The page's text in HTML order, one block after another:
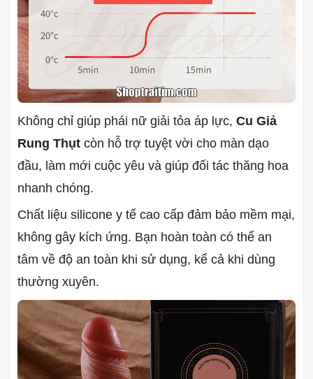
Không chỉ giúp phái nữ giải tỏa áp lực, Cu Giả
Rung Thụt còn hỗ trợ tuyệt vời cho màn dạo
đầu, làm mới cuộc yêu và giúp đối tác thăng hoa
nhanh chóng.
Chất liệu silicone y tế cao cấp đảm bảo mềm mại,
không gây kích ứng. Bạn hoàn toàn có thể an
tâm về độ an toàn khi sử dụng, kể cả khi dùng
thường xuyên.